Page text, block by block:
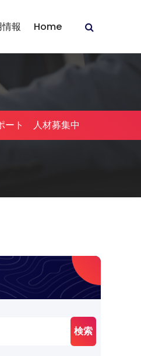
報 Home
ート 人材募集中